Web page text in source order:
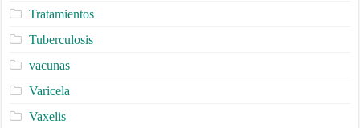
Tratamientos
Tuberculosis
vacunas
Varicela
Vaxelis